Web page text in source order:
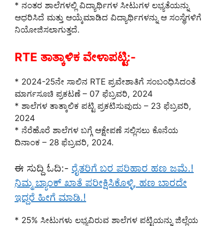
* ನಂತರ ಶಾಲೆಗಳಲ್ಲಿ ವಿದ್ಯಾರ್ಥಿಗಳ ಸೀಟುಗಳ ಲಭ್ಯತೆಯನ್ನು
ಆಧರಿಸಿದೆ ಮತ್ತು ಆಯ್ಕೆಮಾಡಿದ ವಿದ್ಯಾರ್ಥಿಗಳನ್ನು ಆ ಸಂಸ್ಥೆಗಳಿಗೆ
ನಿಯೋಜಿಸಲಾಗುತ್ತದೆ.
RTE ತಾತ್ಕಾಳಿಕ ವೇಳಾಪಟ್ಟಿ:-
* 2024-25ನೇ ಸಾಲಿನ RTE ಪ್ರವೇಶಾತಿಗೆ ಸಂಬಂಧಿಸಿದಂತೆ
ಮಾರ್ಗಸೂಚಿ ಪ್ರಕಟಣೆ – 07 ಫೆಬ್ರವರಿ, 2024
* ಶಾಲೆಗಳ ತಾತ್ಕಾಲಿಕ ಪಟ್ಟಿ ಪ್ರಕಟಿಸುವುದು – 23 ಫೆಬ್ರವರಿ,
2024
* ನೆರೆಹೊರೆ ಶಾಲೆಗಳ ಬಗ್ಗೆ ಆಕ್ಷೇಪಣೆ ಸಲ್ಲಿಸಲು ಕೊನೆಯ
ದಿನಾಂಕ – 28 ಫೆಬ್ರವರಿ, 2024.
ಈ ಸುದ್ದಿ ಓದಿ:- ರೈತರಿಗೆ ಬರ ಪರಿಹಾರ ಹಣ ಜಮೆ.!
ನಿಮ್ಮ ಬ್ಯಾಂಕ್‌ ಖಾತೆ ಪರೀಕ್ಷಿಸಿಕೊಳ್ಳಿ, ಹಣ ಬಾರದೇ
ಇದ್ದರೆ ಹೀಗೆ ಮಾಡಿ.!
* 25% ಸೀಟುಗಳು ಲಭ್ಯವಿರುವ ಶಾಲೆಗಳ ಪಟ್ಟಿಯನ್ನು ಜಿಲ್ಲೆಯ